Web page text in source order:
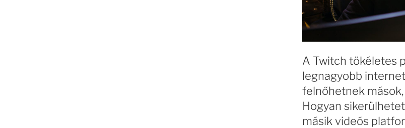
A Twitch tökéletes
legnagyobb
felnőhetnek
Hogyan
másik videós